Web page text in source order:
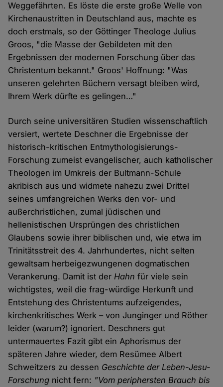
Weggefährten. Es löste die erste große Welle von
Kirchenaustritten in Deutschland aus, machte es
doch erstmals, so der Göttinger Theologe Julius
Groos, "die Masse der Gebildeten mit den
Ergebnissen der modernen Forschung über das
Christentum bekannt." Groos' Hoffnung: "Was
unseren gelehrten Büchern versagt bleiben wird,
Ihrem Werk dürfte es gelingen…"
Durch seine universitären Studien wissenschaftlich
versiert, wertete Deschner die Ergebnisse der
historisch-kritischen Entmythologisierungs-
Forschung zumeist evangelischer, auch katholischer
Theologen im Umkreis der Bultmann-Schule
akribisch aus und widmete nahezu zwei Drittel
seines umfangreichen Werks den vor- und
außerchristlichen, zumal jüdischen und
hellenistischen Ursprüngen des christlichen
Glaubens sowie ihrer biblischen und, wie etwa im
Trinitätsstreit des 4. Jahrhundertes, nicht selten
gewaltsam herbeigezwungenen dogmatischen
Verankerung. Damit ist derHahnfür viele sein
wichtigstes, weil die frag-würdige Herkunft und
Entstehung des Christentums aufzeigendes,
kirchenkritisches Werk – von Junginger und Röther
leider (warum?) ignoriert. Deschners gut
untermauertes Fazit gibt ein Aphorismus der
späteren Jahre wieder, dem Resümee Albert
Schweitzers zu dessen Geschichte der Leben-Jesu-
Forschung nicht fern: "Vom periphersten Brauch bis